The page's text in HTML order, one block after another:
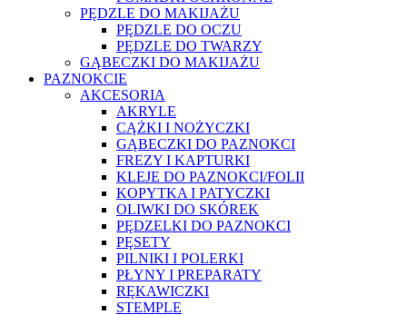
PĘDZLE DO MAKIJAŻU
PĘDZLE DO OCZU
PĘDZLE DO TWARZY
GĄBECZKI DO MAKIJAŻU
PAZNOKCIE
AKCESORIA
AKRYLE
CĄŻKI I NOŻYCZKI
GĄBECZKI DO PAZNOKCI
FREZY I KAPTURKI
KLEJE DO PAZNOKCI/FOLII
KOPYTKA I PATYCZKI
OLIWKI DO SKÓREK
PĘDZELKI DO PAZNOKCI
PĘSETY
PILNIKI I POLERKI
PŁYNY I PREPARATY
RĘKAWICZKI
STEMPLE